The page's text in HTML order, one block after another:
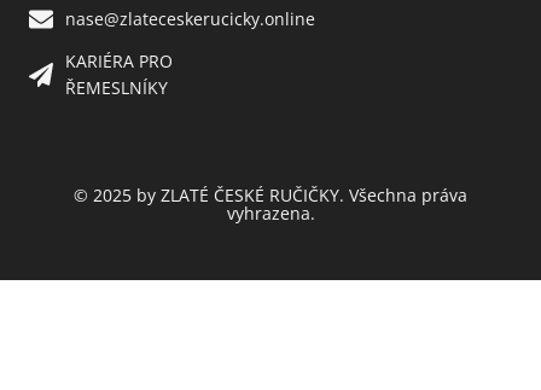
nase@zlateceskerucicky.online
KARIÉRA PRO
ŘEMESLNÍKY
© 2025 by ZLATÉ ČESKÉ RUČIČKY. Všechna práva
vyhrazena.